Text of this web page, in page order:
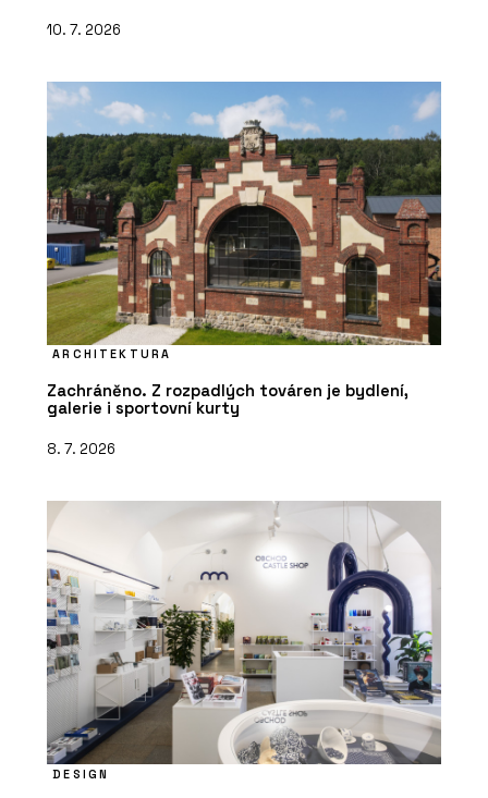
10. 7. 2026
ARCHITEKTURA
Zachráněno. Z rozpadlých továren je bydlení,
galerie i sportovní kurty
8. 7. 2026
DESIGN